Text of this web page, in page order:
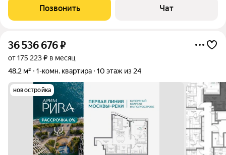
в продаже. 39 м, где каждый квадратный метр продуман до
мелочей. Благодаря
Позвонить Чат
36 536 676₽
от 175 223 ₽ в месяц
48,2 м²
1-комн. квартира 10 этаж из 24
новостройка